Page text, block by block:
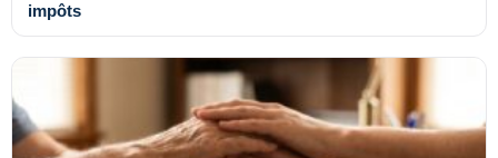
impôts